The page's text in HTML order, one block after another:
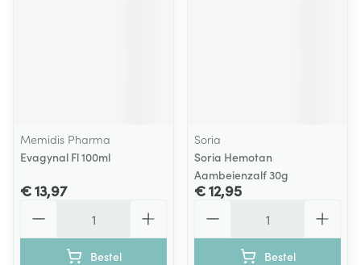
Memidis Pharma
Evagynal Fl 100ml
€ 13,97
Bestel
Soria
Soria Hemotan
Aambeienzalf 30g
€ 12,95
Bestel